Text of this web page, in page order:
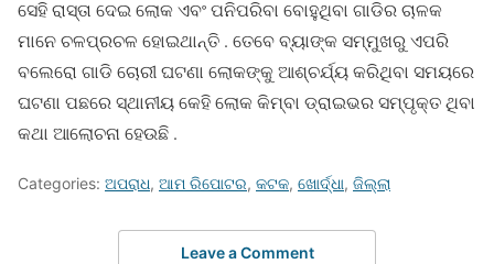
ସେହି ରାସ୍ତା ଦେଇ ଲୋକ ଏବଂ ପନିପରିବା ବୋହୁଥିବା ଗାଡିର ଚାଳକ
ମାନେ ଚଳପ୍ରଚଳ ହୋଇଥାନ୍ତି . ତେବେ ବ୍ୟାଙ୍କ ସମ୍ମୁଖରୁ ଏପରି
ବଲେରୋ ଗାଡି ଚୋରୀ ଘଟଣା ଲୋକଙ୍କୁ ଆଶ୍ଚର୍ଯ୍ୟ କରିଥିବା ସମୟରେ
ଘଟଣା ପଛରେ ସ୍ଥାନୀୟ କେହି ଲୋକ କିମ୍ବା ଡ୍ରାଇଭର ସମ୍ପୃକ୍ତ ଥିବା
କଥା ଆଲୋଚନା ହେଉଛି .
Categories: ଅପରାଧ, ଆମ ରିପୋଟର, କଟକ, ଖୋର୍ଦ୍ଧା, ଜିଲ୍ଲା
Leave a Comment